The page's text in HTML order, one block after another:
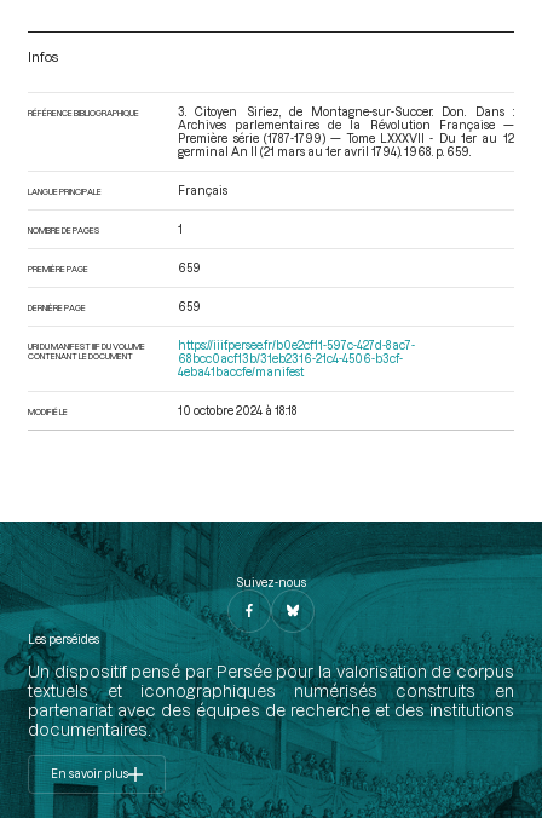
Infos
RÉFÉRENCE BIBLIOGRAPHIQUE
3. Citoyen Siriez, de Montagne-sur-Succer. Don. Dans :
Archives parlementaires de la Révolution Française —
Première série (1787-1799) — Tome LXXXVII - Du 1er au 12
germinal An II (21 mars au 1er avril 1794) . 1968. p. 659.
LANGUE PRINCIPALE Français
NOMBRE DE PAGES 1
PREMIÈRE PAGE 659
DERNIÈRE PAGE 659
URI DU MANIFEST IIIF DU VOLUME
CONTENANT LE DOCUMENT
https://iiif.persee.fr/b0e2cf11-597c-427d-8ac7-
68bcc0acf13b/31eb2316-21c4-4506-b3cf-
4eba41baccfe/manifest
MODIFIÉ LE 10 octobre 2024 à 18:18
Suivez-nous
Les perséides
Un dispositif pensé par Persée pour la valorisation de corpus
textuels et iconographiques numérisés construits en
partenariat avec des équipes de recherche et des institutions
documentaires.
En savoir plus